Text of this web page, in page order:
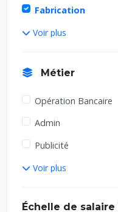
Fabrication
Voir plus
Métier
Opération Bancaire
Admin
Publicité
Voir plus
Échelle de salaire